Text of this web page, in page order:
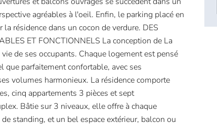
agréables à l'oeil. Enfin, le parking placé en
résidence dans un cocon de verdure. DES
ET FONCTIONNELS La conception de La
de ses occupants. Chaque logement est pensé
que parfaitement confortable, avec ses
volumes harmonieux. La résidence comporte
cinq appartements 3 pièces et sept
Bâtie sur 3 niveaux, elle offre à chaque
standing, et un bel espace extérieur, balcon ou